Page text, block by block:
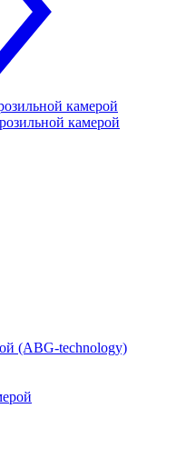
камерой
камерой
(ABG-technology)